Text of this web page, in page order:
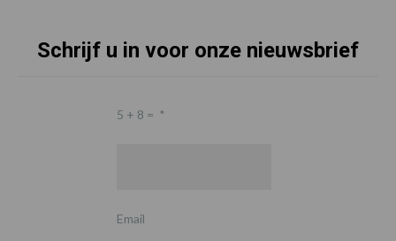
Schrijf u in voor onze nieuwsbrief
5 + 8 = *
Email